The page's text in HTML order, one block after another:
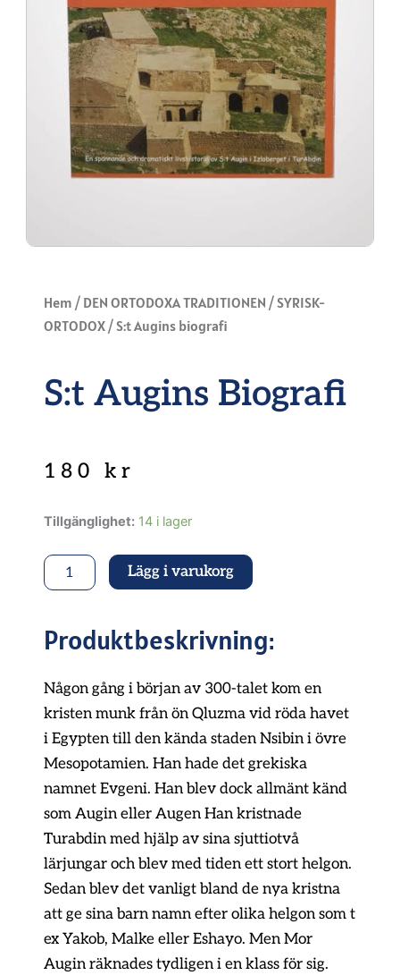
Hem / DEN ORTODOXA TRADITIONEN /SYRISK-
ORTODOX/ S:t Augins biografi
S:t Augins Biografi
180 kr
Tillgänglighet: 14 i lager
S:t
biografi
mängd
Lägg i varukorg
Produktbeskrivning:
Någon gång i början av 300-talet kom en
kristen munk från ön Qluzma vid röda havet
i Egypten till den kända staden Nsibin i övre
Mesopotamien. Han hade det grekiska
namnet Evgeni. Han blev dock allmänt känd
som Augin eller Augen Han kristnade
Turabdin med hjälp av sina sjuttiotvå
lärjungar och blev med tiden ett stort helgon.
Sedan blev det vanligt bland de nya kristna
att ge sina barn namn efter olika helgon som t
ex Yakob, Malke eller Eshayo. Men Mor
Augin räknades tydligen i en klass för sig.